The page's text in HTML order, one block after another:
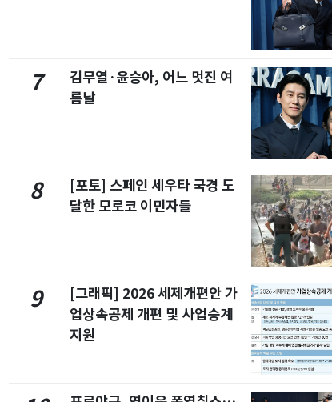
7
김무열·윤승아, 어느 멋진 여
름날
8
[포토] 스페인 세우타 국경 도
달한 모로코 이민자들
9
[그래픽] 2026 세제개편안 가
업상속공제 개편 및 사업승계
지원